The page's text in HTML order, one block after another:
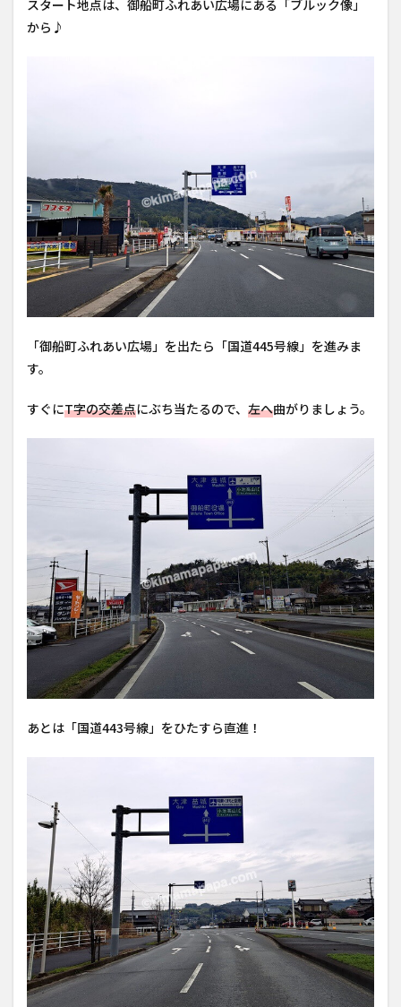
スタート地点は、御船町ふれあい広場にある「ブルック像」
から♪
「御船町ふれあい広場」を出たら「国道445号線」を進みま
す。
すぐにT字の交差点にぶち当たるので、 左へ曲がりましょう。
あとは「国道443号線」をひたすら直進！